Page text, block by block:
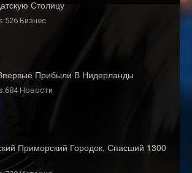
Столицу
Бизнес
Прибыли В Нидерланды
Новости
Приморский Городок, Спасший 1300